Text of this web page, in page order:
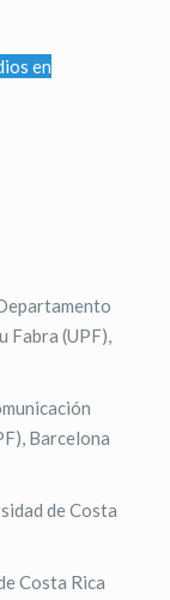
en
Fabra (UPF),
Barcelona
de Costa
Costa Rica